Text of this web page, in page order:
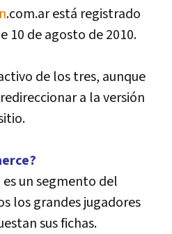
.com.ar está registrado
10 de agosto de 2010.
de los tres, aunque
a la versión
es un segmento del
los grandes jugadores
sus fichas.